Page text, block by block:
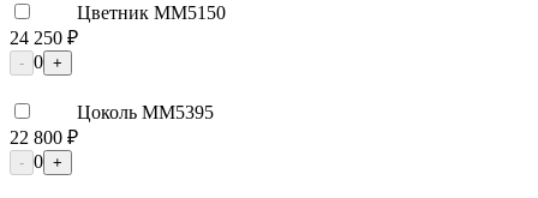
Цветник ММ5150
24 250 ₽
- 0 +
Цоколь ММ5395
22 800 ₽
- 0 +